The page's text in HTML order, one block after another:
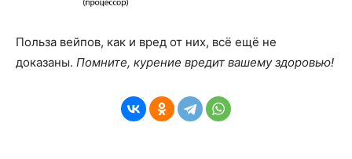
Польза вейпов, как и вред от них, всё ещё не
доказаны. Помните, курение вредит вашему здоровью!